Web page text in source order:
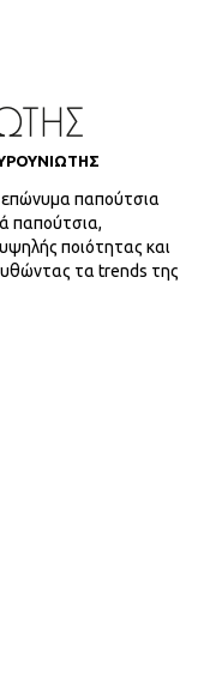
παπούτσια
παπούτσια,
ποιότητας και
τα trends της